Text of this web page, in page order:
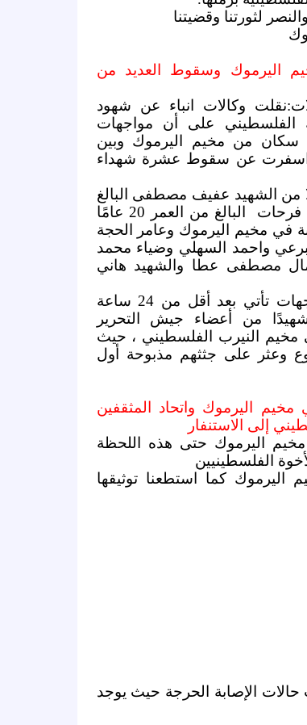
لثورتنا وقضيتنا
اليرموك وسقوط العديد من
وكالات انباء عن شهود
الفلسطيني على أن مواجهات
سكان من مخيم اليرموك وبين
اسفرت عن سقوط عشرة شهداء
من الشهيد عفيف مصطفى البالغ
من العمر 22 عامًا والياس فرحات البالغ من العمر 20 عامًا
في مخيم اليرموك وعامر الحجة
واحمد السهلي وضياء محمد
مصطفى عطا والشهيد هاني
ويشار إلى أن هذه المواجهات تأتي بعد أقل من 24 ساعة
تشييع جثمان 11 شهيدًا من أعضاء جيش التحرير
النيرب الفلسطيني ، حيث
وعثر على جثثهم مذبوحة أول
مخيم اليرموك واتحاد المثقفين
إلى الاستنفار
اليرموك حتى هذه اللحظة
الفلسطينيين
اليرموك كما استطعنا توثيقها
حالات الإصابة الحرجة حيث يوجد